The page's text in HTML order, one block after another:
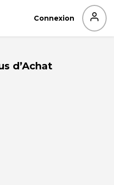
Connexion
d’Achat